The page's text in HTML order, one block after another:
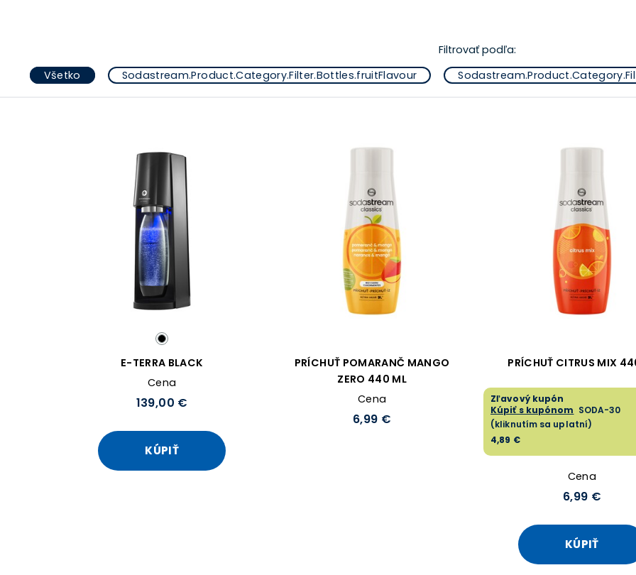
Filtrovať podľa:
Všetko
Sodastream.Product.Category.Filter.Bottles.fruitFlavour
E-TERRA BLACK
Cena
139,00 €
KÚPIŤ
PRÍCHUŤ POMARANČ MANGO
ZERO 440 ML
Cena
6,99 €
PRÍCHUŤ CITRUS MIX
Zľavový kupón
Kúpiť s kupónom SODA-30
(kliknutím sa uplatní)
4,89 €
Cena
6,99 €
KÚPIŤ